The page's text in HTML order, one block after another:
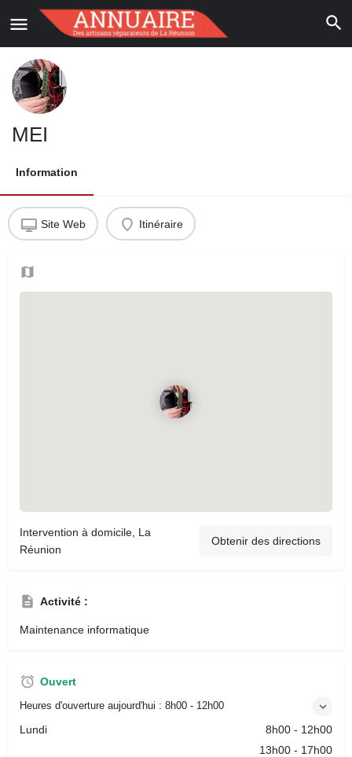
MEI
Information
Site Web Itinéraire
Intervention à domicile, La
Réunion
Obtenir des directions
Activité :
Maintenance informatique
Ouvert
Heures d'ouverture aujourd'hui : 8h00 - 12h00
Lundi
8h00 - 12h00
13h00 - 17h00